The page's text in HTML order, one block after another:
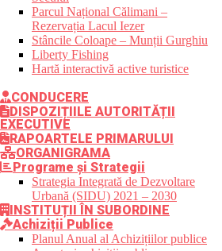
Parcul Național Călimani –
Rezervația Lacul Iezer
Stâncile Coloape – Munții Gurghiu
Liberty Fishing
Hartă interactivă active turistice
CONDUCERE
DISPOZIȚIILE AUTORITĂȚII
EXECUTIVE
RAPOARTELE PRIMARULUI
ORGANIGRAMA
Programe și Strategii
Strategia Integrată de Dezvoltare
Urbană (SIDU) 2021 – 2030
INSTITUȚII ÎN SUBORDINE
Achiziții Publice
Planul Anual al Achizițiilor publice